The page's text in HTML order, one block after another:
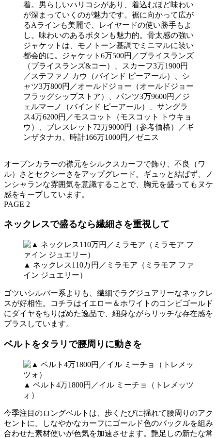
着。男らしいハリコシがあり、着込むほど味わい
が深まっていくのが魅力です。裾に向かって広が
るAラインも美麗で、レイヤードの使い勝手もよ
し。味わいのあるボタンも魅力的。骨太感の強い
ジャケットは、モノトーン基調でミニマルに装い
都会的に。ジャケット6万500円／ブライスランズ
（ブライスランズ&コー）、スカーフ3万1900円
／ステファノ カウ（バインド ピーアール）、シ
ャツ3万800円／オールドジョー（オールドジョー
フラッグシップストア）、パンツ3万9600円／ジ
ェルマーノ（バインド ピーアール）、サングラ
ス4万6200円／モスコット（モスコット トウキョ
ウ）、ブレスレット72万9000円（参考価格）／ギ
ンザタナカ、時計166万1000円／ゼニス
オープンカラーの襟元をシルクスカーフで飾り、不良（ワ
ル）さとセクシーさをアップグレード。ギュッと結ばず、ノ
ンシャランな雰囲気を意識することで、胸元を盛ってもヌケ
感をキープしています。
PAGE 2
ネックレスで盛るなら繊細さを重視して
▲ ネックレス110万円／ミラモア（ミラモア ファ
イン ジュエリー）
ゴツいシルバー系よりも、繊細でラグジュアリーなネックレ
スが好相性。コチラはイエロー＆ホワイトのコンビゴールド
にダイヤをちりばめた逸品で、細身ながらリッチな存在感を
プラスしています。
ベルトをタラリで腰周りに動きを
▲ ベルト4万1800円／イル ミーチョ（トレメッツ
ォ）
今季注目のロングベルトは、歩くたびに揺れて腰周りのアク
セントに。しなやかなカーフにゴールド色のバックルを組み
合わせた素材使いが色気を加速させます。艶足しの新たな常